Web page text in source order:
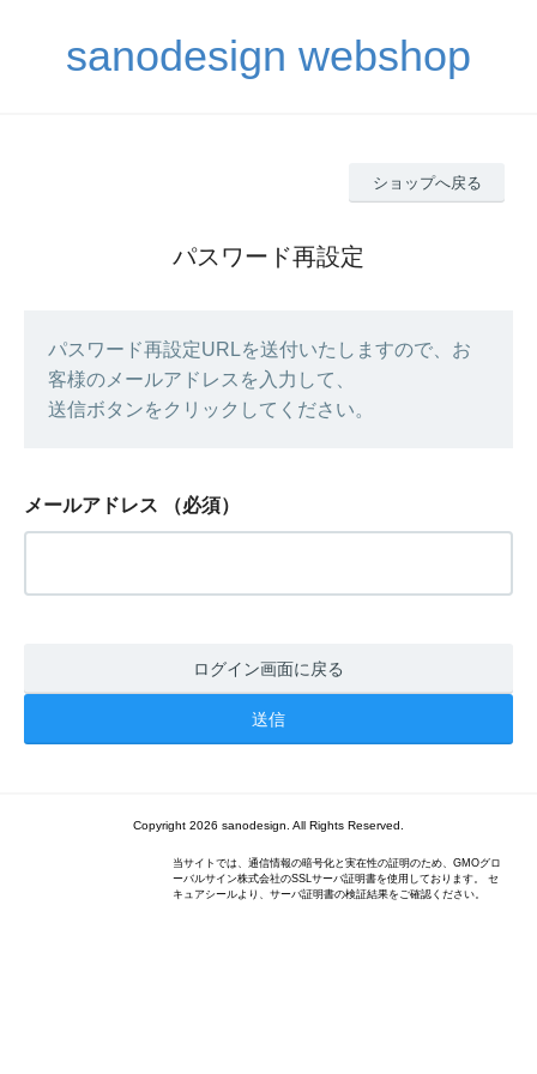
sanodesign webshop
ショップへ戻る
パスワード再設定
パスワード再設定URLを送付いたしますので、お
客様のメールアドレスを入力して、
送信ボタンをクリックしてください。
メールアドレス （必須）
ログイン画面に戻る
Copyright 2026 sanodesign. All Rights Reserved.
当サイトでは、通信情報の暗号化と実在性の証明のため、GMOグロ
ーバルサイン株式会社のSSLサーバ証明書を使用しております。 セ
キュアシールより、サーバ証明書の検証結果をご確認ください。